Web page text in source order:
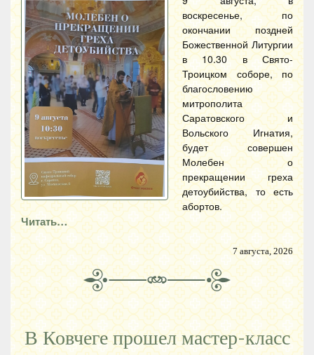
воскресенье, по
окончании поздней
Божественной Литургии
в 10.30 в Свято-
Троицком соборе, по
благословению
митрополита
Саратовского и
Вольского Игнатия,
будет совершен
Молебен о
прекращении греха
детоубийства, то есть
абортов.
Читать…
7 августа, 2026
В Ковчеге прошел мастер-класс